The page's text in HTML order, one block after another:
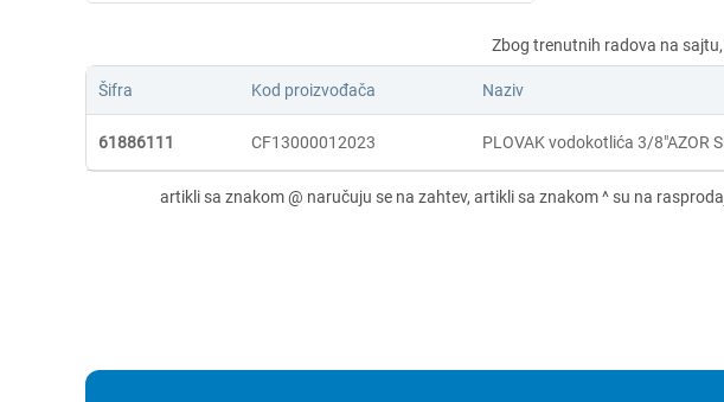
Šifra Kod proizvođača Naziv
61886111 CF13000012023 PLOVAK vodokotlića 3/8"AZOR